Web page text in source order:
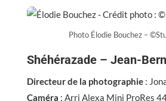
Photo Élodie Bouchez –
Shéhérazade – Jean-
Directeur de la photographie:
Caméra : Arri Alexa Mini ProRes